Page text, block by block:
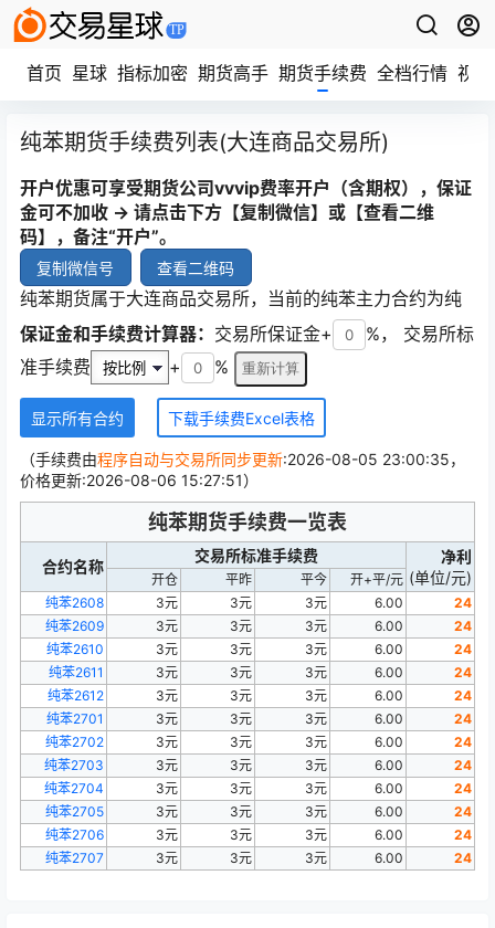
首页 星球 指标加密 期货高手 期货手续费 全档行情 视频
纯苯期货手续费列表(大连商品交易所)
开户优惠可享受期货公司vvvip费率开户（含期权），保证
金可不加收 → 请点击下方【复制微信】或【查看二维
码】，备注“开户”。
复制微信号 查看二维码
纯苯期货属于大连商品交易所，当前的纯苯主力合约为纯
苯2609(代码bz2609)，纯苯合约的开仓标准手续费为：3
元，平昨仓的标准手续为：3元，平今仓的标准手续费为：
3元。纯苯当天开平仓实际收取手续费为：6.00元，每跳净
利：24元，其它纯苯合约的手续列表如下：
保证金和手续费计算器： 交易所保证金+
%， 交易所标
准手续费
+ %
显示所有合约 下载手续费Excel表格
（手续费由程序自动与交易所同步更新:2026-08-05 23:00:35，
价格更新:2026-08-06 15:27:51）
纯苯期货手续费一览表
合约名称
交易所标准手续费
净利
(单位/元)
开仓 平昨 平今
开+平/元
纯苯2608
3元 3元 3元 6.00
24
纯苯2609
3元 3元 3元 6.00
24
纯苯2610
3元 3元 3元 6.00
24
纯苯2611
3元 3元 3元 6.00
24
纯苯2612
3元 3元 3元 6.00
24
纯苯2701
3元 3元 3元 6.00
24
纯苯2702
3元 3元 3元 6.00
24
纯苯2703
3元 3元 3元 6.00
24
纯苯2704
3元 3元 3元 6.00
24
纯苯2705
3元 3元 3元 6.00
24
纯苯2706
3元 3元 3元 6.00
24
纯苯2707
3元 3元 3元 6.00 24